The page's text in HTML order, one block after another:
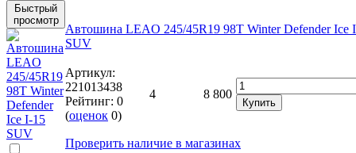
Быстрый
просмотр
Автошина LEAO 245/45R19 98T Winter Defender Ice
SUV
Артикул:
221013438
Рейтинг: 0
(оценок 0)
4 8 800
Купить
Проверить наличие в магазинах